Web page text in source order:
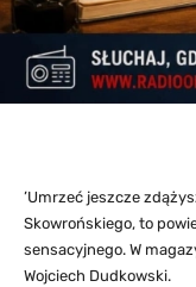
’Umrzeć jeszcze
Skowrońskiego, to
sensacyjnego. W
Wojciech Dudkowski.